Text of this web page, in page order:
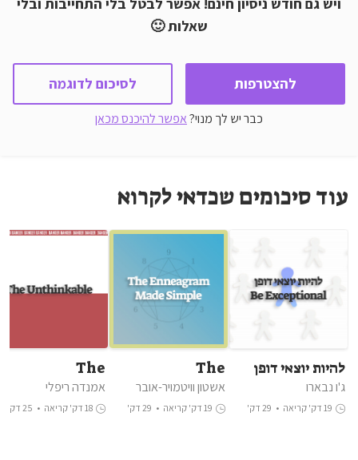
שאלות 🙂
להצטרפות לסיכום לדוגמה
כבר יש לך מנוי?אפשר להיכנס מכאן
עוד סיכומים שכדאי לקרוא
להיות יוצאי דופן
ג'ו נבארו
•
29 דק'
The
Enneagram
Made Simple
אשטון וויטמויר-אובר
•
29 דק'
The
Unthinkable
אמנדה ריפלי
•
25 דק'